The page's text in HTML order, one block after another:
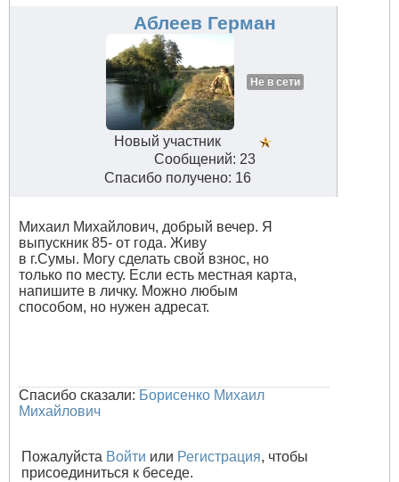
Аблеев Герман
Не в сети
Новый участник
Сообщений: 23
Спасибо получено: 16
Михаил Михайлович, добрый вечер. Я
выпускник 85- от года. Живу
в г.Сумы. Могу сделать свой взнос, но
только по месту. Если есть местная карта,
напишите в личку. Можно любым
способом, но нужен адресат.
Спасибо сказали: Борисенко Михаил
Михайлович
Пожалуйста Войти или Регистрация, чтобы
присоединиться к беседе.